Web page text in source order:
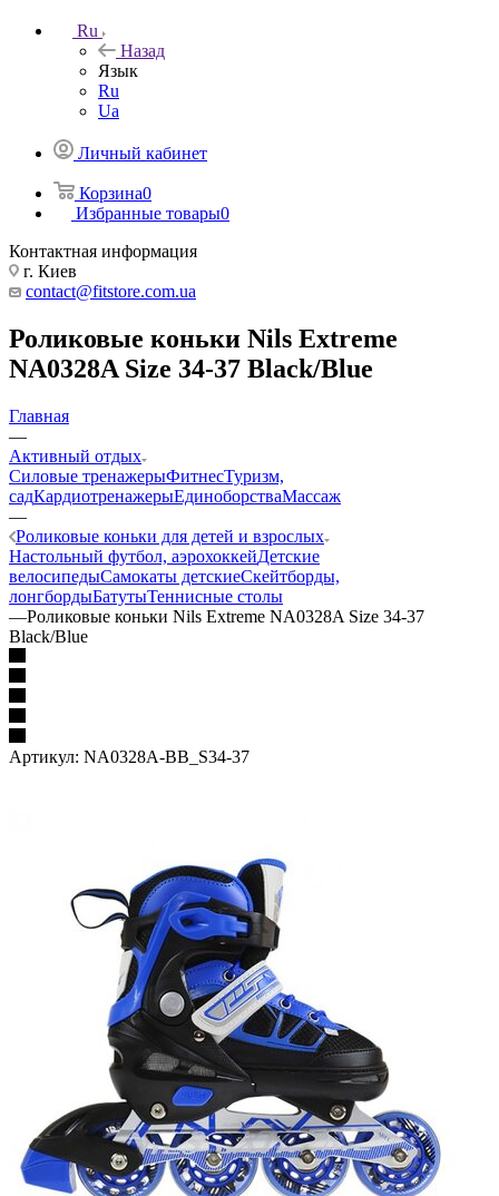
Ru
Назад
Язык
Ru
Ua
Личный кабинет
Корзина0
Избранные товары0
Контактная информация
г. Киев
contact@fitstore.com.ua
Роликовые коньки Nils Extreme
NA0328A Size 34-37 Black/Blue
Главная
—
Активный отдых
Силовые тренажерыФитнесТуризм,
садКардиотренажерыЕдиноборстваМассаж
—
Роликовые коньки для детей и взрослых
Настольный футбол, аэрохоккейДетские
велосипедыСамокаты детскиеСкейтборды,
лонгбордыБатутыТеннисные столы
—Роликовые коньки Nils Extreme NA0328A Size 34-37
Black/Blue
Артикул: NA0328A-BB_S34-37